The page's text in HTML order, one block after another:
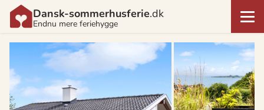
Dansk-sommerhusferie.dk
Endnu mere feriehygge